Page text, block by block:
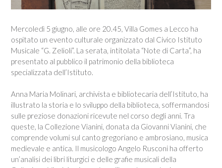
Mercoledì 5 giugno, alle ore 20.45, Villa Gomes a Lecco ha
ospitato un evento culturale organizzato dal Civico Istituto
Musicale “G. Zelioli”. La serata, intitolata “Note di Carta”, ha
presentato al pubblico il patrimonio della biblioteca
specializzata dell’Istituto.
Anna Maria Molinari, archivista e bibliotecaria dell’Istituto, ha
illustrato la storia e lo sviluppo della biblioteca, soffermandosi
sulle preziose donazioni ricevute nel corso degli anni. Tra
queste, la Collezione Vianini, donata da Giovanni Vianini, che
comprende volumi sul canto gregoriano e ambrosiano, musica
medievale e antica. Il musicologo Angelo Rusconi ha offerto
un’analisi dei libri liturgici e delle grafie musicali della